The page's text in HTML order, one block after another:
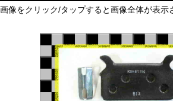
画像をクリック/タップすると画像全体が表示